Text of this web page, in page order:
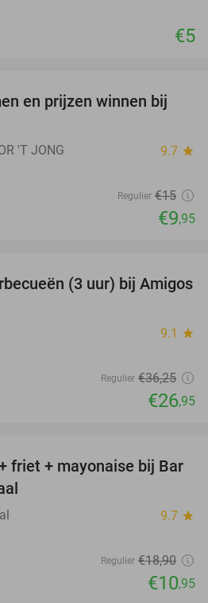
€5
34%
en prijzen winnen bij
'T JONG 9.7 star
Regulier €15
€9,95
26%
(3 uur) bij Amigos
9.1 star
Regulier €36,25
€26,95
42%
friet + mayonaise bij Bar
9.7 star
Regulier €18,90
€10,95